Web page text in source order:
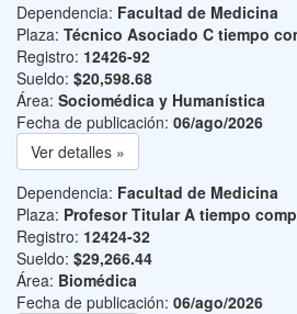
Dependencia: Facultad de Medicina
Plaza: Técnico Asociado C tiempo
Registro: 12426-92
Sueldo: $20,598.68
Área: Sociomédica y Humanística
Fecha de publicación: 06/ago/2026
Ver detalles »
Dependencia: Facultad de Medicina
Plaza: Profesor Titular A tiempo
Registro: 12424-32
Sueldo: $29,266.44
Área: Biomédica
Fecha de publicación: 06/ago/2026